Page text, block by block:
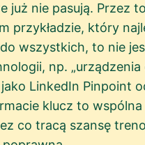
już nie pasują. Przez
przykładzie, który
wszystkich, to nie
np.
LinkedIn Pinpoint
klucz to wspólna
co tracą szansę